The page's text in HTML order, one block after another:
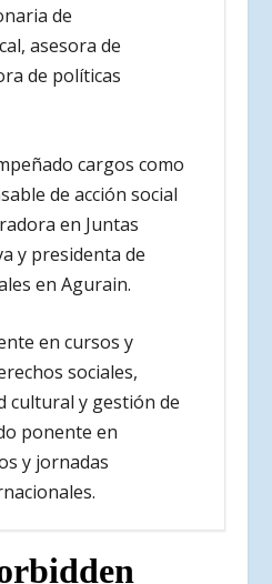
de
asesora de
de políticas
cargos como
de acción social
en Juntas
y presidenta de
en Agurain.
en cursos y
sociales,
cultural y gestión de
ponente en
y jornadas